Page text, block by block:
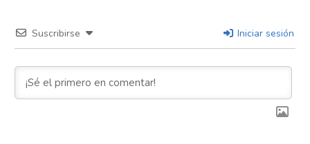
Suscribirse Iniciar sesión